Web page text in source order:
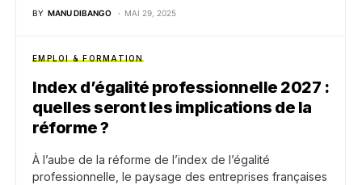
BY MANU DIBANGO MAI 29, 2025
EMPLOI & FORMATION
Index d’égalité professionnelle 2027 :
quelles seront les implications de la
réforme ?
À l’aube de la réforme de l’index de l’égalité
professionnelle, le paysage des entreprises françaises